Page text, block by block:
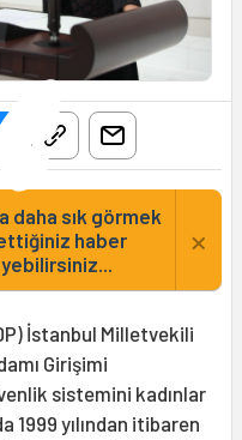
daha sık görmek
haber
×
İstanbul Milletvekili
Girişimi
sistemini kadınlar
1999 yılından itibaren